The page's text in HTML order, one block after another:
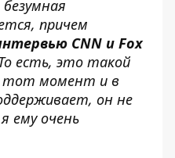
причем
CNN и Fox
есть, это такой
тот момент и в
он не
ему очень